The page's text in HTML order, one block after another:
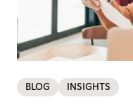
BLOG INSIGHTS